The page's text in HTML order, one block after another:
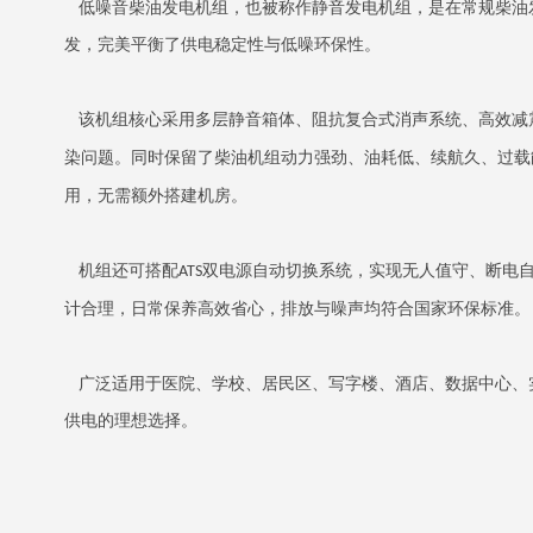
低噪音柴油发电机组，也被称作静音发电机组，是在常规柴
发，完美平衡了供电稳定性与低噪环保性。
该机组核心采用多层静音箱体、阻抗复合式消声系统、高效
染问题。同时保留了柴油机组动力强劲、油耗低、续航久、过
用，无需额外搭建机房。
机组还可搭配ATS双电源自动切换系统，实现无人值守、断电
计合理，日常保养高效省心，排放与噪声均符合国家环保标准。
广泛适用于医院、学校、居民区、写字楼、酒店、数据中心
供电的理想选择。